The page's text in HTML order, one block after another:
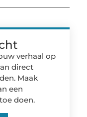
verhaal op
direct
Maak
een
doen.